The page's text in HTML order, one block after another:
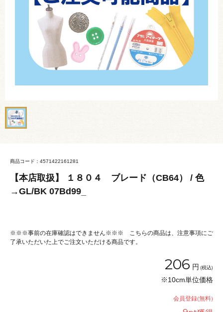
商品コード：4571422161281
【本店取扱】 １８０４ ブレード（CB64） / 色
→GL/BK 07Bd99_
※※※事前の在庫確認はできません※※※ こちらの商品は、注意事項にご
了承いただいた上でご注文いただける商品です。
206 円 (税込)
※10cm単位価格
会員登録(無料)